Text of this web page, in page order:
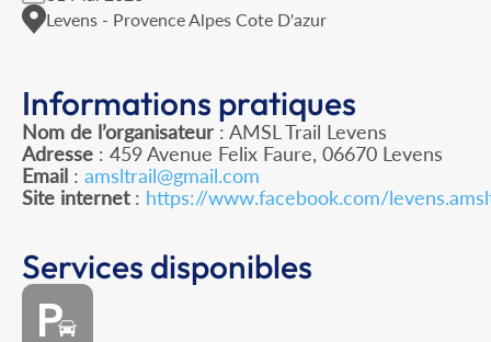
Levens - Provence Alpes Cote D'azur
Informations pratiques
Nom de l’organisateur : AMSL Trail Levens
Adresse : 459 Avenue Felix Faure, 06670 Levens
Email : amsltrail@gmail.com
Site internet: https://www.facebook.com/
Services disponibles